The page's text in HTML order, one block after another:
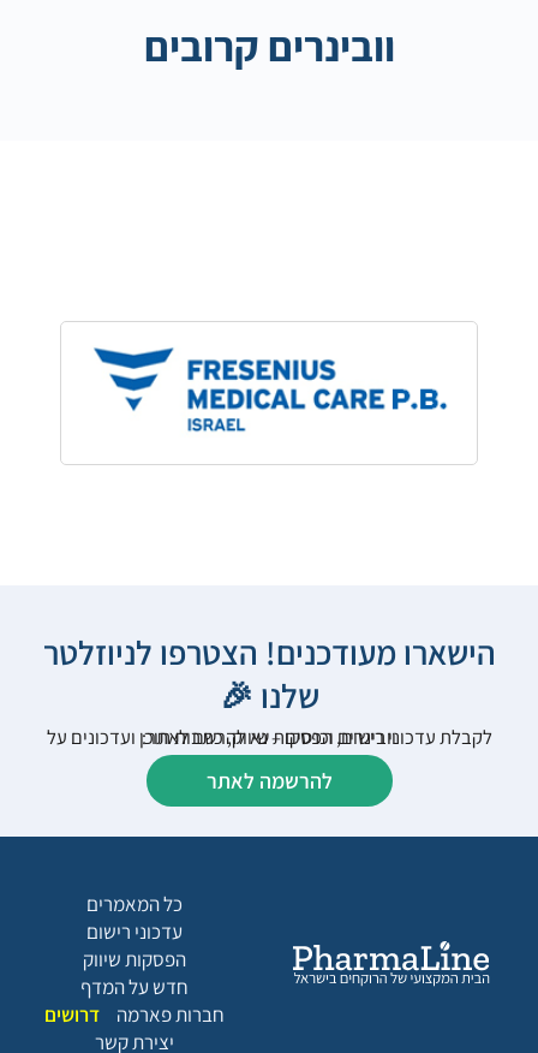
וובינרים קרובים
הישארו מעודכנים! הצטרפו לניוזלטר
שלנו 🎉
לקבלת עדכוני רישום, הפסקות שיווק, כתבות תוכן ועדכונים על וובינרים וכנסים – נא להרשם לאתר:
להרשמה לאתר
כל המאמרים
עדכוני רישום
הפסקות שיווק
חדש על המדף
חברות פארמה
דרושים
יצירת קשר